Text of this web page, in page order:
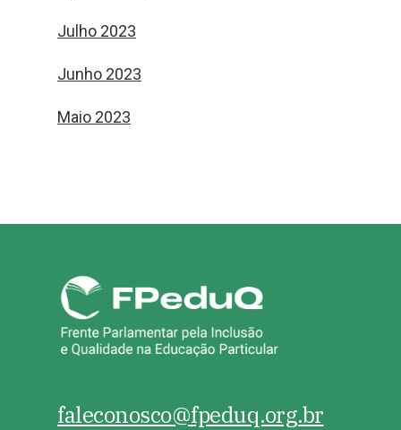
Julho 2023
Junho 2023
Maio 2023
faleconosco@fpeduq.org.br